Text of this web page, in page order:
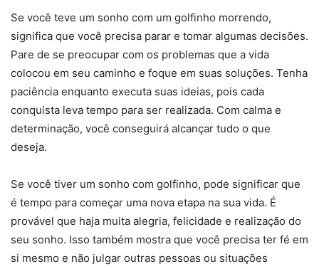
Se você teve um sonho com um golfinho morrendo,
significa que você precisa parar e tomar algumas decisões.
Pare de se preocupar com os problemas que a vida
colocou em seu caminho e foque em suas soluções. Tenha
paciência enquanto executa suas ideias, pois cada
conquista leva tempo para ser realizada. Com calma e
determinação, você conseguirá alcançar tudo o que
deseja.
Se você tiver um sonho com golfinho, pode significar que
é tempo para começar uma nova etapa na sua vida. É
provável que haja muita alegria, felicidade e realização do
seu sonho. Isso também mostra que você precisa ter fé em
si mesmo e não julgar outras pessoas ou situações